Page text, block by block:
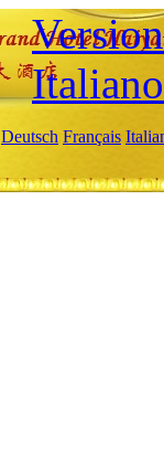
Italiano
Deutsch Français